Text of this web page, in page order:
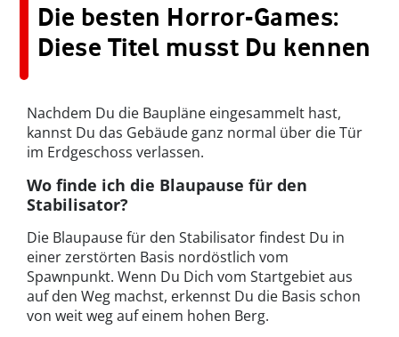
Die besten Horror-Games:
Diese Titel musst Du kennen
Nachdem Du die Baupläne eingesammelt hast,
kannst Du das Gebäude ganz normal über die Tür
im Erdgeschoss verlassen.
Wo finde ich die Blaupause für den
Stabilisator?
Die Blaupause für den Stabilisator findest Du in
einer zerstörten Basis nordöstlich vom
Spawnpunkt. Wenn Du Dich vom Startgebiet aus
auf den Weg machst, erkennst Du die Basis schon
von weit weg auf einem hohen Berg.